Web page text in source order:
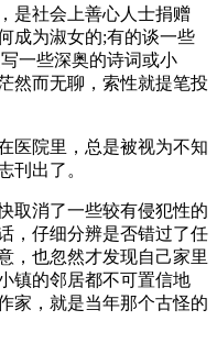
社会上善心人士捐赠
成为淑女的;有的谈一些
一些深奥的诗词或小
然而无聊，索性就提笔投
院里，总是被视为不知
刊出了。
消了一些较有侵犯性的
，仔细分辨是否错过了任
，也忽然才发现自己家里
镇的邻居都不可置信地
家，就是当年那个古怪的